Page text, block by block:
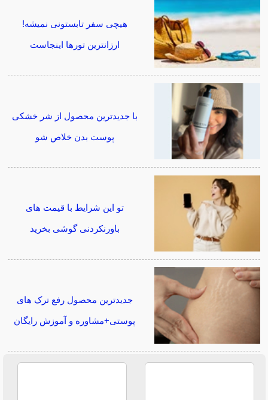
هیچی سفر تابستونی نمیشه!
ارزانترین تورها اینجاست
با جدیدترین محصول از شر خشکی
پوست بدن خلاص شو
تو این شرایط با قیمت های
باورنکردنی گوشی بخرید
جدیدترین محصول رفع ترک های
پوستی+مشاوره و آموزش رایگان